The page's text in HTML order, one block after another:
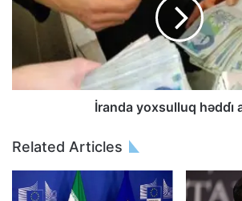
İranda yoxsulluq həddi̇
Related Articles